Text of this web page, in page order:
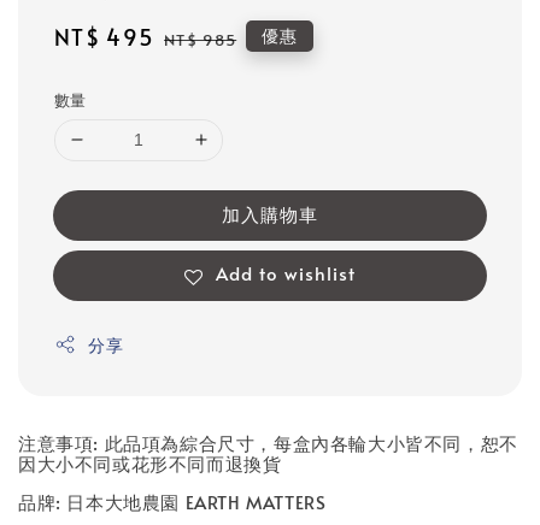
Sale
NT$ 495 Regular
NT$ 985 優惠
數量
加入購物車
Add to wishlist
分享
注意事項: 此品項為綜合尺寸，每盒內各輪大小皆不同，恕不
因大小不同或花形不同而退換貨
品牌: 日本大地農園 EARTH MATTERS